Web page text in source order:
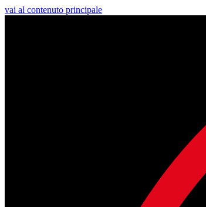
vai al contenuto principale